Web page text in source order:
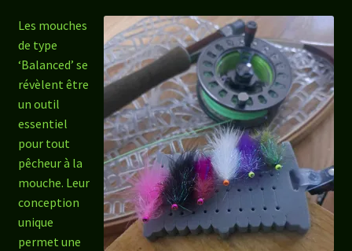
Les mouches
de type
‘Balanced’ se
révèlent être
un outil
essentiel
pour tout
pêcheur à la
mouche. Leur
conception
unique
permet une